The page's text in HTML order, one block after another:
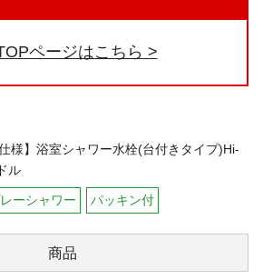
ページはこちら
様】浴室シャワー水栓(台付きタイプ)Hi-
ル
ーシャワー パッキン付
商品